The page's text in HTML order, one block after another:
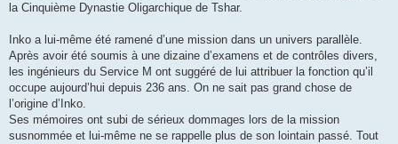
la Cinquième Dynastie Oligarchique de Tshar.
Inko a lui-même été ramené d’une mission dans un univers parallèle.
Après avoir été soumis à une dizaine d’examens et de contrôles divers,
les ingénieurs du Service M ont suggéré de lui attribuer la fonction qu’il
occupe aujourd’hui depuis 236 ans. On ne sait pas grand chose de
l’origine d’Inko.
Ses mémoires ont subi de sérieux dommages lors de la mission
susnommée et lui-même ne se rappelle plus de son lointain passé. Tout